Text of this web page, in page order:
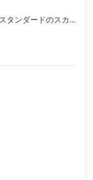
頭皮にオススメな、イイスタンダードのスカルプ系シャンプー＆トリートメントです！